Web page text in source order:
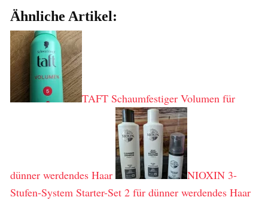
Ähnliche Artikel:
TAFT Schaumfestiger Volumen für
dünner werdendes Haar
NIOXIN 3-
Stufen-System Starter-Set 2 für dünner werdendes Haar